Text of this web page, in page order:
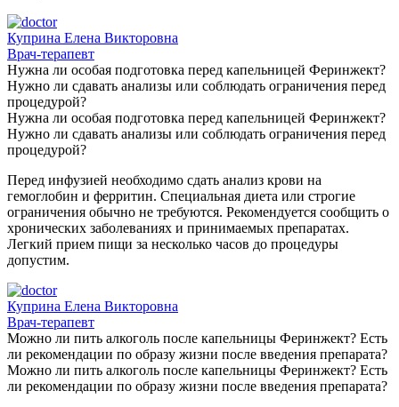
Куприна Елена Викторовна
Врач-терапевт
Нужна ли особая подготовка перед капельницей Феринжект?
Нужно ли сдавать анализы или соблюдать ограничения перед
процедурой?
Нужна ли особая подготовка перед капельницей Феринжект?
Нужно ли сдавать анализы или соблюдать ограничения перед
процедурой?
Перед инфузией необходимо сдать анализ крови на
гемоглобин и ферритин. Специальная диета или строгие
ограничения обычно не требуются. Рекомендуется сообщить о
хронических заболеваниях и принимаемых препаратах.
Легкий прием пищи за несколько часов до процедуры
допустим.
Куприна Елена Викторовна
Врач-терапевт
Можно ли пить алкоголь после капельницы Феринжект? Есть
ли рекомендации по образу жизни после введения препарата?
Можно ли пить алкоголь после капельницы Феринжект? Есть
ли рекомендации по образу жизни после введения препарата?